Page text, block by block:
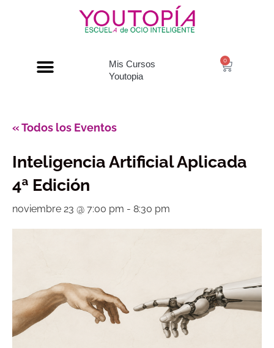
Mis Cursos
Youtopia
0
« Todos los Eventos
Inteligencia Artificial Aplicada
4ª Edición
noviembre 23 @ 7:00 pm - 8:30 pm